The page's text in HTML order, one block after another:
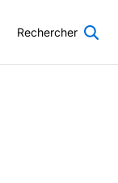
Rechercher